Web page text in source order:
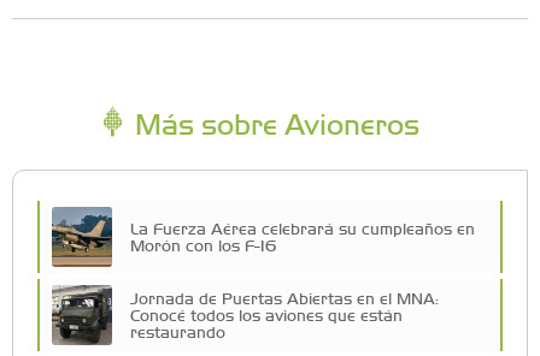
Más sobre Avioneros
La Fuerza Aérea celebrará su cumpleaños en
Morón con los F-16
Jornada de Puertas Abiertas en el MNA:
Conocé todos los aviones que están
restaurando